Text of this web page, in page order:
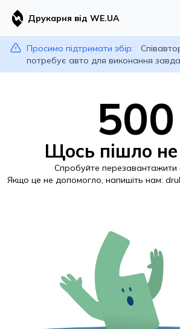
Друкарня від WE.UA
Просимо підтримати збір:
потребує авто для виконання
500
Щось пішло не
Спробуйте перезавантажити
Якщо це не допомогло, напишіть нам: